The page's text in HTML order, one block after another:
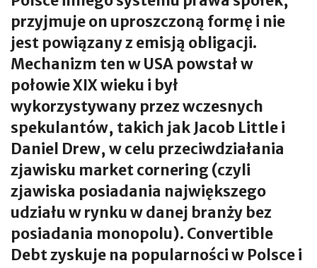
przyjmuje on uproszczoną formę i nie
jest powiązany z emisją obligacji.
Mechanizm ten w USA powstał w
połowie XIX wieku i był
wykorzystywany przez wczesnych
spekulantów, takich jak Jacob Little i
Daniel Drew, w celu przeciwdziałania
zjawisku market cornering (czyli
zjawiska posiadania największego
udziału w rynku w danej branży bez
posiadania monopolu). Convertible
Debt zyskuje na popularności w Polsce i